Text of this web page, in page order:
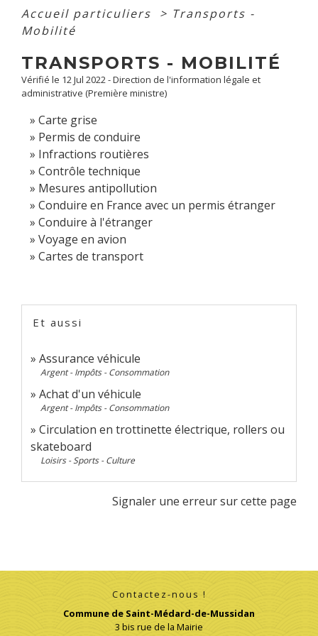
Accueil particuliers > Transports -
Mobilité
TRANSPORTS - MOBILITÉ
Vérifié le 12 Jul 2022 - Direction de l'information légale et
administrative (Première ministre)
Carte grise
Permis de conduire
Infractions routières
Contrôle technique
Mesures antipollution
Conduire en France avec un permis étranger
Conduire à l'étranger
Voyage en avion
Cartes de transport
Et aussi
Assurance véhicule
Argent - Impôts - Consommation
Achat d'un véhicule
Argent - Impôts - Consommation
Circulation en trottinette électrique, rollers ou
skateboard
Loisirs - Sports - Culture
Signaler une erreur sur cette page
Contactez-nous !
Commune de Saint-Médard-de-Mussidan
3 bis rue de la Mairie